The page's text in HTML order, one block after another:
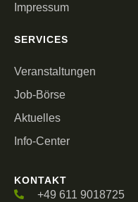
Impressum
SERVICES
Veranstaltungen
Job-Börse
Aktuelles
Info-Center
KONTAKT
+49 611 9018725